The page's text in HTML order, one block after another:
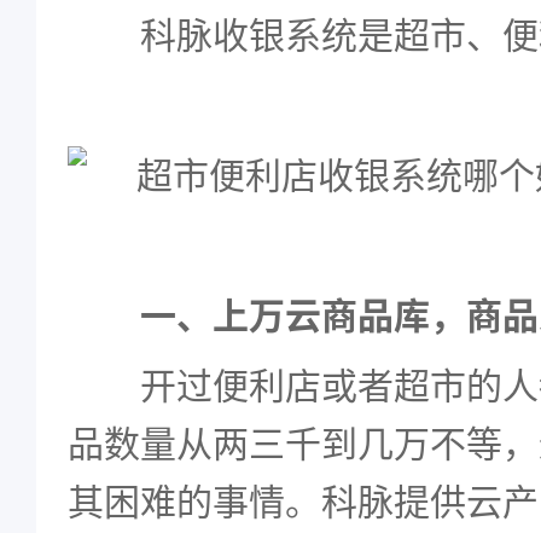
科脉收银系统是超市、便
一、上万云商品库，商
开过便利店或者超市的人
品数量从两三千到几万不等
其困难的事情。科脉提供云